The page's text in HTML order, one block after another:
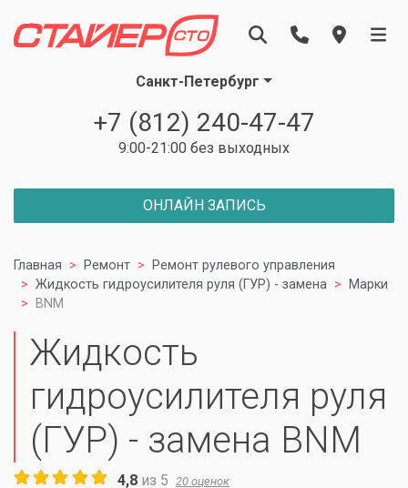
Санкт-Петербург
+7 (812) 240-47-47
9:00-21:00 без выходных
ОНЛАЙН ЗАПИСЬ
Главная Ремонт
Ремонт рулевого управления
Жидкость гидроусилителя руля (ГУР) - замена
Марки
BNM
Жидкость
гидроусилителя руля
(ГУР) - замена BNM
4,8 из 5 20 оценок